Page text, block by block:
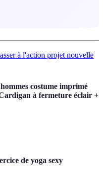
à l'action projet nouvelle
costume imprimé
à fermeture éclair +
de yoga sexy